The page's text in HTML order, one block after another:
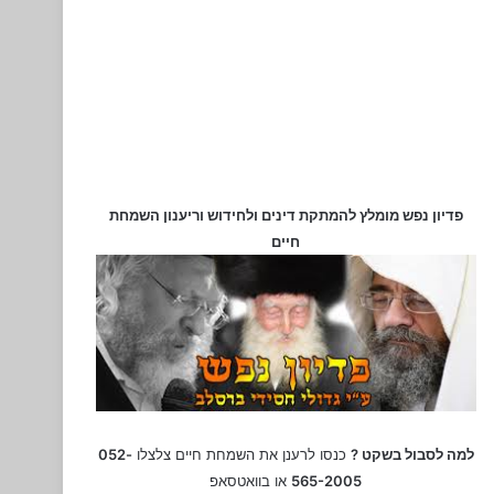
פדיון נפש מומלץ להמתקת דינים ולחידוש וריענון השמחת
חיים
למה לסבול בשקט ? כנסו לרענן את השמחת חיים צלצלו 052-
565-2005 או בוואטסאפ